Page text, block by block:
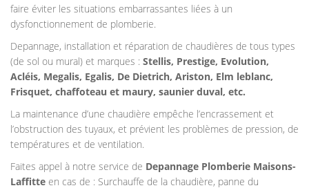
faire éviter les situations embarrassantes liées à un
dysfonctionnement de plomberie.
Depannage, installation et réparation de chaudières de tous types
(de sol ou mural) et marques : Stellis, Prestige, Evolution,
Acléis, Megalis, Egalis, De Dietrich, Ariston, Elm leblanc,
Frisquet, chaffoteau et maury, saunier duval, etc.
La maintenance d’une chaudière empêche l’encrassement et
l’obstruction des tuyaux, et prévient les problèmes de pression, de
températures et de ventilation.
Faites appel à notre service de Depannage Plomberie Maisons-
Laffitte en cas de : Surchauffe de la chaudière, panne du